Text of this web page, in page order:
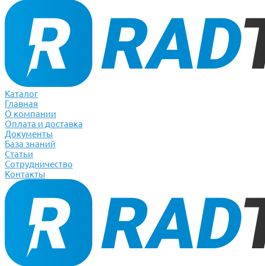
Каталог
Главная
О компании
Оплата и доставка
Документы
База знаний
Статьи
Сотрудничество
Контакты